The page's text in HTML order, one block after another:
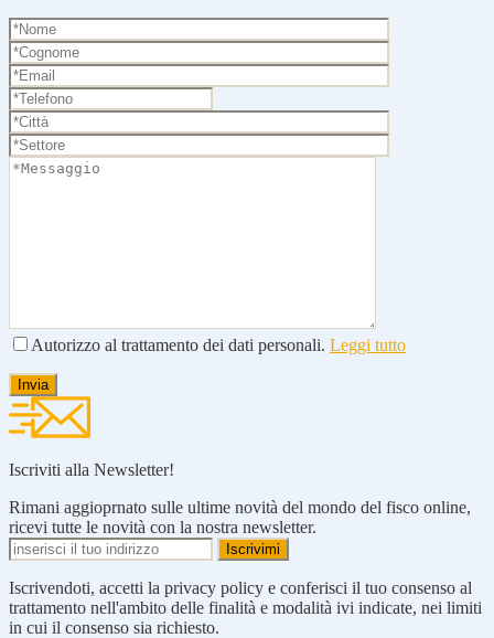
Autorizzo al trattamento dei dati personali. Leggi tutto
Iscriviti alla Newsletter!
Rimani aggioprnato sulle ultime novità del mondo del fisco online,
ricevi tutte le novità con la nostra newsletter.
Iscrivendoti, accetti la privacy policy e conferisci il tuo consenso al
trattamento nell'ambito delle finalità e modalità ivi indicate, nei limiti
in cui il consenso sia richiesto.